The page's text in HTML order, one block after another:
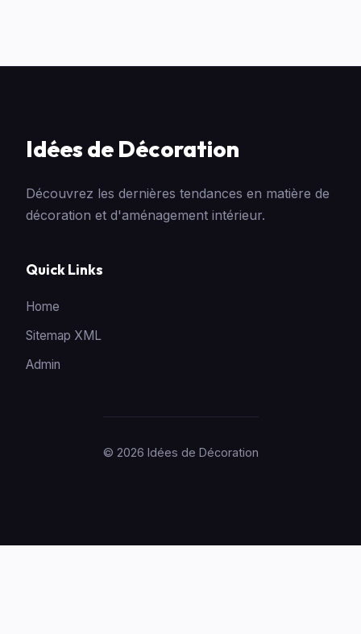
Idées de Décoration
Découvrez les dernières tendances en matière de
décoration et d'aménagement intérieur.
Quick Links
Home
Sitemap XML
Admin
© 2026 Idées de Décoration